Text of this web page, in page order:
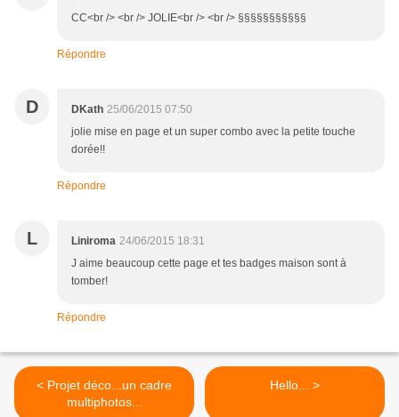
CC<br /> <br /> JOLIE<br /> <br /> §§§§§§§§§§§
Répondre
D DKath 25/06/2015 07:50
jolie mise en page et un super combo avec la petite touche
dorée!!
Répondre
L Liniroma 24/06/2015 18:31
J aime beaucoup cette page et tes badges maison sont à
tomber!
Répondre
< Projet déco...un cadre
multiphotos...
Hello... >